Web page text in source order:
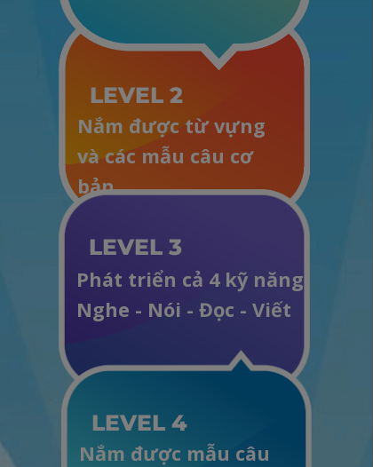
LEVEL 2
Nắm được từ vựng
và các mẫu câu cơ
bản
LEVEL 3
Phát triển cả 4 kỹ năng
Nghe - Nói - Đọc - Viết
LEVEL 4
Nắm được mẫu câu